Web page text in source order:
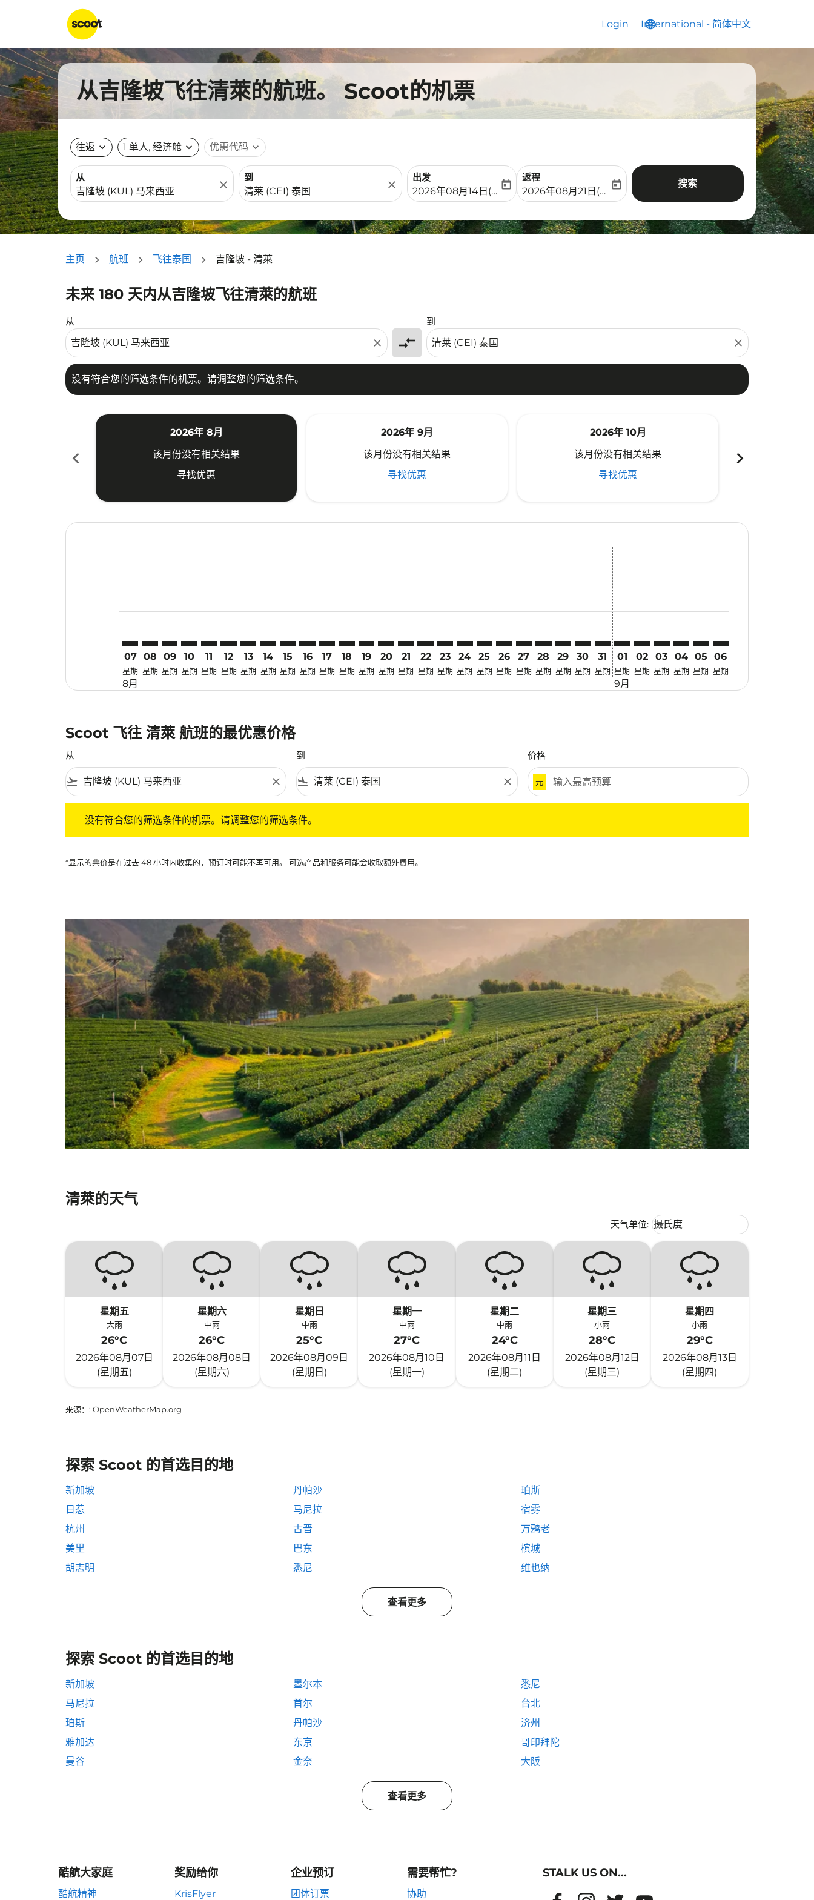
Login language
International - 简体中文
keyboard_arrow_down
从吉隆坡飞往清萊的航班。 Scoot的机票
往返 expand_more 1 单人, 经济舱 expand_more 优惠代码 expand_more
从
close
到
close
出发
fc-booking-departure-date-aria-label
2026年08月14日(周五)
today
返程
fc-booking-return-date-aria-label
2026年08月21日(周五)
today 搜索
主页 航班 飞往泰国 吉隆坡 - 清萊
未来 180 天内从吉隆坡飞往清萊的航班
从
close compare_arrows
到
close
没有符合您的筛选条件的机票。请调整您的筛选条件。
没有符合您的筛选条件的机票。请调整您的筛选条件。
chevron_left
2026年 8月
该月份没有相关结果
寻找优惠
2026年 9月
该月份没有相关结果
寻找优惠
2026年 10月
该月份没有相关结果
寻找优惠
chevron_right
07
星期
8月
08
星期
09
星期
10
星期
11
星期
12
星期
13
星期
14
星期
15
星期
16
星期
17
星期
18
星期
19
星期
20
星期
21
星期
KUL–CEI: cmp-view-offers-disclaimer. 寻找优惠
22
星期
KUL–CEI: cmp-view-offers-disclaimer. 寻找优惠
23
星期
KUL–CEI: cmp-view-offers-disclaimer. 寻找优惠
24
星期
KUL–CEI: cmp-view-offers-disclaimer. 寻找优惠
25
星期
KUL–CEI: cmp-view-offers-disclaimer. 寻找优惠
26
星期
KUL–CEI: cmp-view-offers-disclaimer. 寻找优惠
27
星期
KUL–CEI: cmp-view-offers-disclaimer. 寻找优惠
28
星期
KUL–CEI: cmp-view-offers-disclaimer. 寻找优惠
29
星期
KUL–CEI: cmp-view-offers-disclaimer. 寻找优惠
30
星期
KUL–CEI: cmp-view-offers-disclaimer. 寻找优惠
31
星期
01
星期
9月
02
星期
03
星期
04
星期
05
星期
06
星期
Scoot 飞往 清萊 航班的最优惠价格
从
flight_takeoff close
到
flight_land close
价格
元
没有符合您的筛选条件的机票。请调整您的筛选条件。
*显示的票价是在过去 48 小时内收集的，预订时可能不再可用。 可选产品和服务可能会收取额外费用。
清萊的天气
天气单位: Weather unit option 摄氏度
摄氏度
keyboard_arrow_down
星期五
大雨
26°C
2026年08月07日
(星期五)
星期六
中雨
26°C
2026年08月08日
(星期六)
星期日
中雨
25°C
2026年08月09日
(星期日)
星期一
中雨
27°C
2026年08月10日
(星期一)
星期二
中雨
24°C
2026年08月11日
(星期二)
星期三
小雨
28°C
2026年08月12日
(星期三)
星期四
小雨
29°C
2026年08月13日
(星期四)
来源： : OpenWeatherMap.org
探索 Scoot 的首选目的地
新加坡 丹帕沙
珀斯
日惹
马尼拉
宿雾
杭州
古晋
万鸦老
美里
巴东
槟城
胡志明
悉尼 维也纳
查看更多
探索 Scoot 的首选目的地
新加坡 墨尔本
悉尼
马尼拉
首尔
台北
珀斯
丹帕沙
济州
雅加达
东京
哥印拜陀
曼谷
金奈 大阪
查看更多
酷航大家庭
酷航精神
奖励给你
KrisFlyer
企业预订
团体订票
需要帮忙?
协助
STALK US ON...